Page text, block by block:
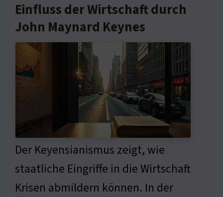
Einfluss der Wirtschaft durch
John Maynard Keynes
Der Keyensianismus zeigt, wie
staatliche Eingriffe in die Wirtschaft
Krisen abmildern können. In der